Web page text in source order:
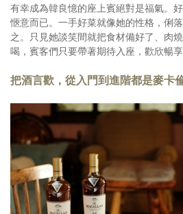
有幸成為韓良憶的座上賓絕對是福氣。
愜意而已。一手好菜就像她的性格，俐
之。只見她談笑間就把食材備好了、肉
喝，賓客們只要帶著期待入座，歡欣暢享
把酒言歡，從入門到進階都是麥卡